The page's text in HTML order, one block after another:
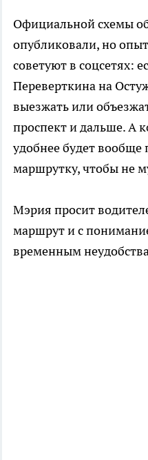
Официальной схемы
опубликовали, но
советуют в соцсетях:
Переверткина на
выезжать или
проспект и дальше. А
удобнее будет вообще
маршрутку, чтобы не
Мэрия просит
маршрут и с
временным